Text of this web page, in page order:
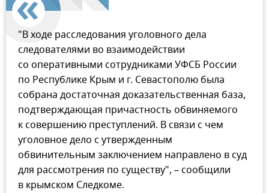
"В ходе расследования уголовного дела
следователями во взаимодействии
со оперативными сотрудниками УФСБ России
по Республике Крым и г. Севастополю была
собрана достаточная доказательственная база,
подтверждающая причастность обвиняемого
к совершению преступлений. В связи с чем
уголовное дело с утвержденным
обвинительным заключением направлено в суд
для рассмотрения по существу", – сообщили
в крымском Следкоме.